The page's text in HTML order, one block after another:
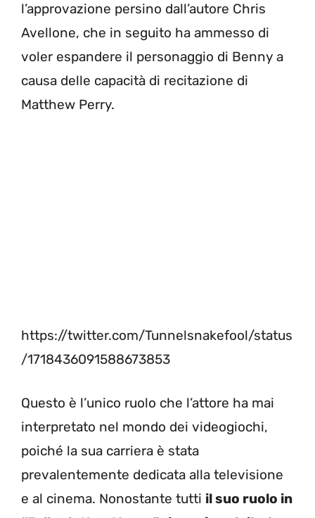
l’approvazione persino dall’autore Chris
Avellone, che in seguito ha ammesso di
voler espandere il personaggio di Benny a
causa delle capacità di recitazione di
Matthew Perry.
https://twitter.com/Tunnelsnakefool/status
/1718436091588673853
Questo è l’unico ruolo che l’attore ha mai
interpretato nel mondo dei videogiochi,
poiché la sua carriera è stata
prevalentemente dedicata alla televisione
e al cinema. Nonostante tutti il suo ruolo in